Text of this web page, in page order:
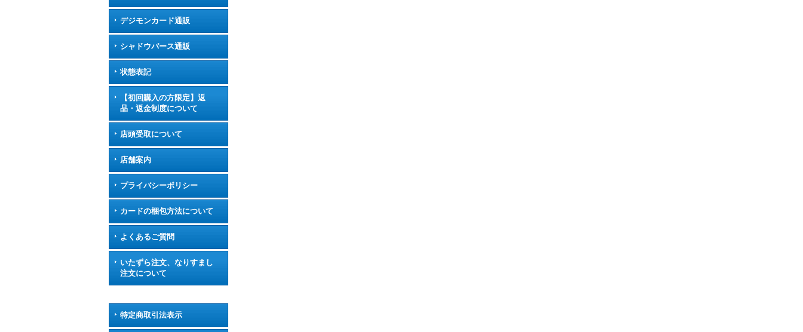
デジモンカード通販
シャドウバース通販
状態表記
【初回購入の方限定】返
品・返金制度について
店頭受取について
店舗案内
プライバシーポリシー
カードの梱包方法について
よくあるご質問
いたずら注文、なりすまし
注文について
特定商取引法表示